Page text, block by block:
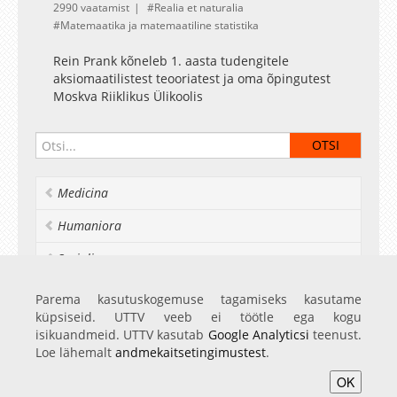
2990 vaatamist
Realia et naturalia
Matemaatika ja matemaatiline statistika
Rein Prank kõneleb 1. aasta tudengitele
aksiomaatilistest teooriatest ja oma õpingutest
Moskva Riiklikus Ülikoolis
Medicina
Humaniora
Socialia
Realia et naturalia
Ülikoolist veel
Parema kasutuskogemuse tagamiseks kasutame
küpsiseid. UTTV veeb ei töötle ega kogu
isikuandmeid. UTTV kasutab Google Analyticsi teenust.
Loe lähemalt andmekaitsetingimustest.
OK